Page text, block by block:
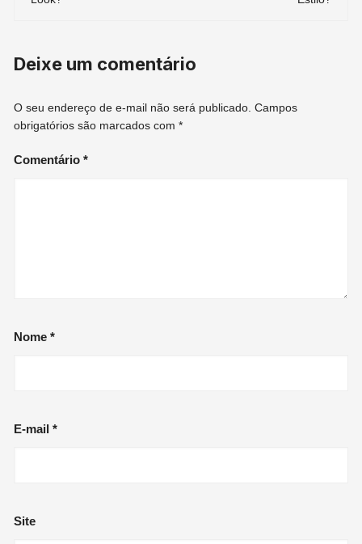
post
Deixe um comentário
O seu endereço de e-mail não será publicado. Campos
obrigatórios são marcados com*
Comentário*
Nome*
E-mail*
Site